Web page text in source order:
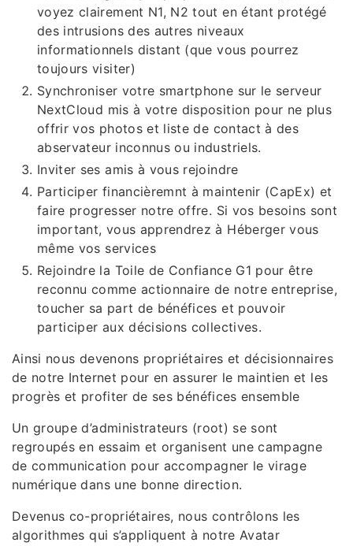
voyez clairement N1, N2 tout en étant protégé
des intrusions des autres niveaux
informationnels distant (que vous pourrez
toujours visiter)
Synchroniser votre smartphone sur le serveur
NextCloud mis à votre disposition pour ne plus
offrir vos photos et liste de contact à des
abservateur inconnus ou industriels.
Inviter ses amis à vous rejoindre
Participer financièremnt à maintenir (CapEx) et
faire progresser notre offre. Si vos besoins sont
important, vous apprendrez à Héberger vous
même vos services
Rejoindre la Toile de Confiance G1 pour être
reconnu comme actionnaire de notre entreprise,
toucher sa part de bénéfices et pouvoir
participer aux décisions collectives.
Ainsi nous devenons propriétaires et décisionnaires
de notre Internet pour en assurer le maintien et les
progrès et profiter de ses bénéfices ensemble
Un groupe d’administrateurs (root) se sont
regroupés en essaim et organisent une campagne
de communication pour accompagner le virage
numérique dans une bonne direction.
Devenus co-propriétaires, nous contrôlons les
algorithmes qui s’appliquent à notre Avatar